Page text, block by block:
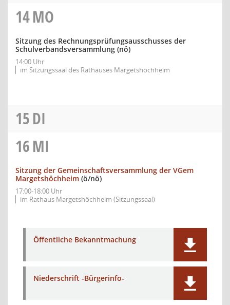
14MO
Sitzung des Rechnungsprüfungsausschusses der
Schulverbandsversammlung (nö)
14:00 Uhr
im Sitzungssaal des Rathauses Margetshöchheim
15DI
16MI
Sitzung der Gemeinschaftsversammlung der VGem
Margetshöchheim (ö/nö)
17:00-18:00 Uhr
im Rathaus Margetshöchheim (Sitzungssaal)
Öffentliche Bekanntmachung
Niederschrift -Bürgerinfo-